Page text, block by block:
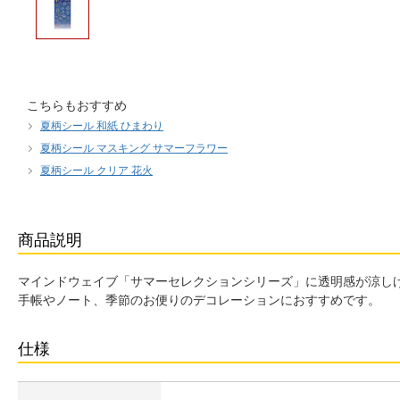
こちらもおすすめ
夏柄シール 和紙 ひまわり
夏柄シール マスキング サマーフラワー
夏柄シール クリア 花火
商品説明
マインドウェイブ「サマーセレクションシリーズ」に透明感が涼し
手帳やノート、季節のお便りのデコレーションにおすすめです。
仕様